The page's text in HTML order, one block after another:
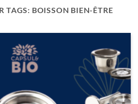
TAGS: BOISSON BIEN-ÊTRE